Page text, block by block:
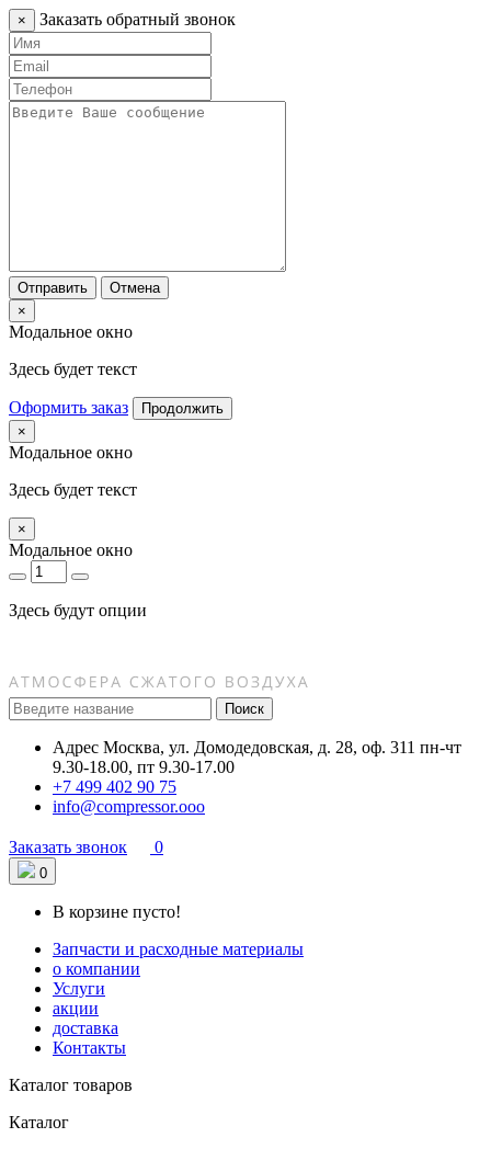
× Заказать обратный звонок
Отправить
Отмена
×
Модальное окно
Здесь будет текст
Оформить заказ
Продолжить
×
Модальное окно
Здесь будет текст
×
Модальное окно
Здесь будут опции
Поиск
Адрес Москва, ул. Домодедовская, д. 28, оф. 311 пн-чт
9.30-18.00, пт 9.30-17.00
+7 499 402 90 75
info@compressor.ooo
Заказать звонок 0
0
В корзине пусто!
Запчасти и расходные материалы
о компании
Услуги
акции
доставка
Контакты
Каталог товаров
Каталог